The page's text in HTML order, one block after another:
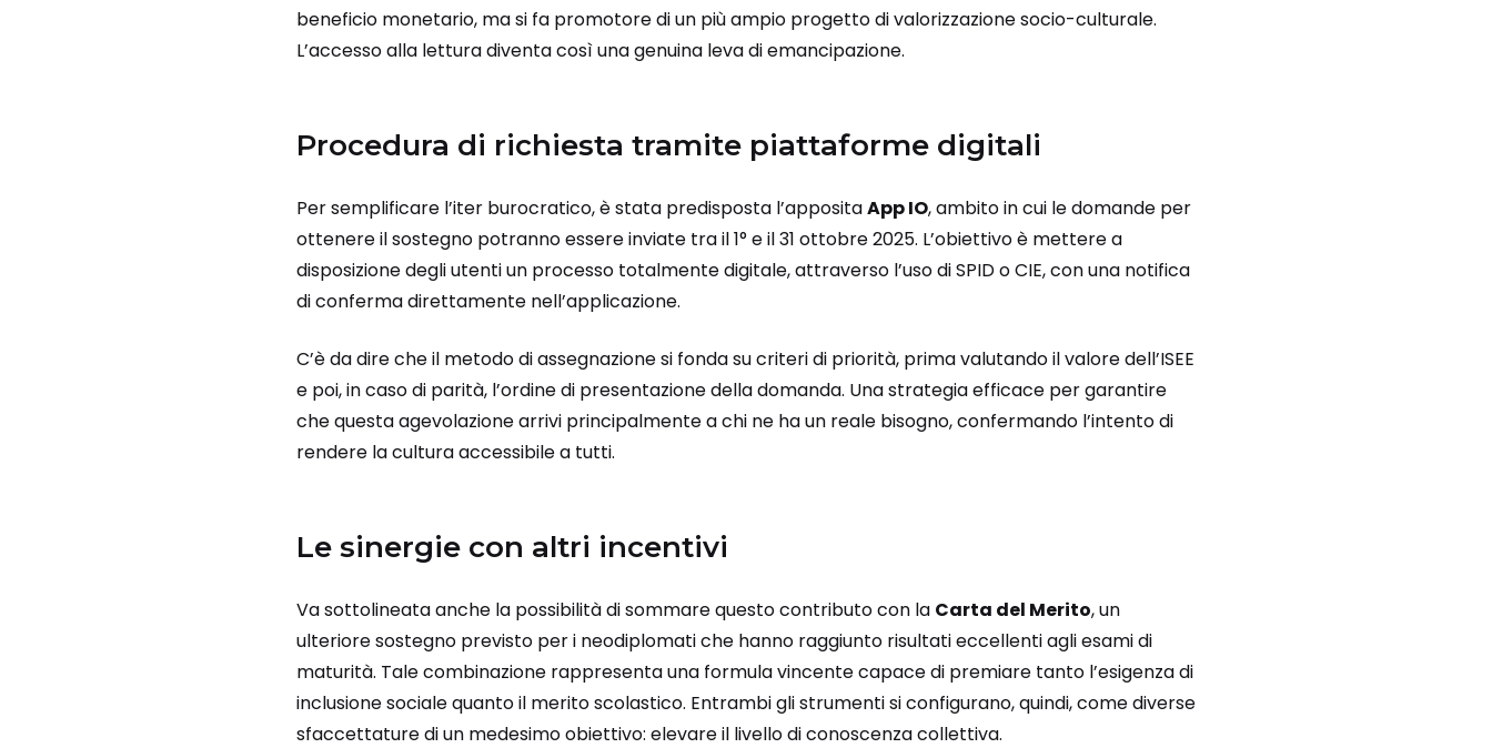
beneficio monetario, ma si fa promotore di un più ampio progetto di valorizzazione socio-culturale.
L’accesso alla lettura diventa così una genuina leva di emancipazione.
Procedura di richiesta tramite piattaforme digitali
Per semplificare l’iter burocratico, è stata predisposta l’appositaApp IO, ambito in cui le domande per
ottenere il sostegno potranno essere inviate tra il 1° e il 31 ottobre 2025. L’obiettivo è mettere a
disposizione degli utenti un processo totalmente digitale, attraverso l’uso di SPID o CIE, con una notifica
di conferma direttamente nell’applicazione.
C’è da dire che il metodo di assegnazione si fonda su criteri di priorità, prima valutando il valore dell’ISEE
e poi, in caso di parità, l’ordine di presentazione della domanda. Una strategia efficace per garantire
che questa agevolazione arrivi principalmente a chi ne ha un reale bisogno, confermando l’intento di
rendere la cultura accessibile a tutti.
Le sinergie con altri incentivi
Va sottolineata anche la possibilità di sommare questo contributo con la Carta del Merito, un
ulteriore sostegno previsto per i neodiplomati che hanno raggiunto risultati eccellenti agli esami di
maturità. Tale combinazione rappresenta una formula vincente capace di premiare tanto l’esigenza di
inclusione sociale quanto il merito scolastico. Entrambi gli strumenti si configurano, quindi, come diverse
sfaccettature di un medesimo obiettivo: elevare il livello di conoscenza collettiva.